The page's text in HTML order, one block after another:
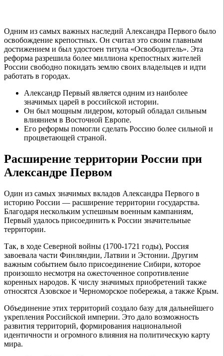
Одним из самых важных наследий Александра Первого было
освобождение крепостных. Он считал это своим главным
достижением и был удостоен титула «Освободитель». Эта
реформа разрешила более миллиона крепостных жителей
России свободно покидать землю своих владельцев и идти
работать в городах.
Александр Первый является одним из наиболее
значимых царей в российской истории.
Он был мощным лидером, который обладал сильным
влиянием в Восточной Европе.
Его реформы помогли сделать Россию более сильной и
процветающей страной.
Расширение территории России при
Александре Первом
Один из самых значимых вкладов Александра Первого в
историю России — расширение территории государства.
Благодаря нескольким успешным военным кампаниям,
Первый удалось присоединить к России значительные
территории.
Так, в ходе Северной войны (1700-1721 годы), Россия
завоевала части Финляндии, Латвии и Эстонии. Другим
важным событием было присоединение Сибири, которое
произошло несмотря на ожесточенное сопротивление
коренных народов. К числу значимых приобретений также
относятся Азовское и Черноморское побережья, а также Крым.
Объединение этих территорий создало базу для дальнейшего
укрепления Российской империи. Это дало возможность
развития территорий, формирования национальной
идентичности и огромного влияния на политическую карту
мира.